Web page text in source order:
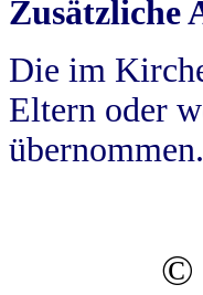
Zusätzliche
Die im
Eltern oder
übernommen.
©